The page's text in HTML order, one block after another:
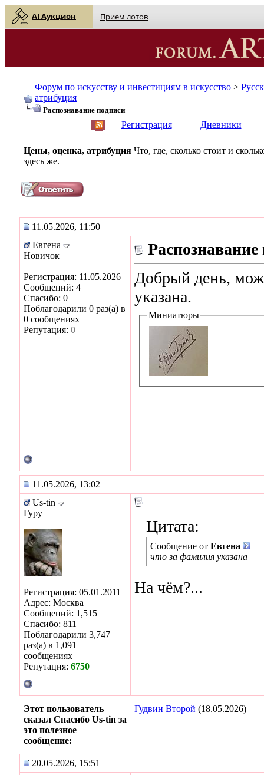
AI Аукцион Прием лотов
Форум по искусству и инвестициям в искусство >
атрибуция
Распознавание подписи
Регистрация Дневники
Цены, оценка, атрибуция Что, где, сколько стоит и
здесь же.
11.05.2026, 11:50
Евгена
Новичок
Регистрация: 11.05.2026
Сообщений: 4
Спасибо: 0
Поблагодарили 0 раз(а) в
0 сообщениях
Репутация: 0
Распознавание
Добрый день,
указана.
Миниатюры
11.05.2026, 13:02
Us-tin
Гуру
Регистрация: 05.01.2011
Адрес: Москва
Сообщений: 1,515
Спасибо: 811
Поблагодарили 3,747
раз(а) в 1,091
сообщениях
Репутация: 6750
Цитата:
Сообщение от Евгена
что за фамилия указана
На чём?...
Этот пользователь
сказал Спасибо Us-tin за
это полезное
сообщение:
Гудвин Второй (18.05.2026)
20.05.2026, 15:51